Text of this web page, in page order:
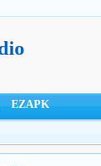
EZAPK